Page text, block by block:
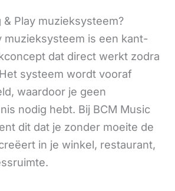
& Play muzieksysteem?
muzieksysteem is een kant-
dat direct werkt zodra
systeem wordt vooraf
waardoor je geen
nodig hebt. Bij BCM Music
dit dat je zonder moeite de
in je winkel, restaurant,